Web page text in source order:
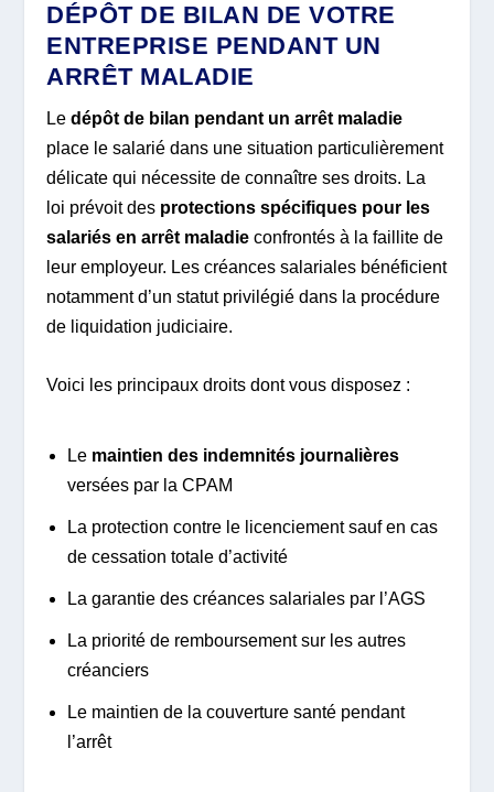
DÉPÔT DE BILAN DE VOTRE
ENTREPRISE PENDANT UN
ARRÊT MALADIE
Ledépôt de bilan pendant un arrêt maladie
place le salarié dans une situation particulièrement
délicate qui nécessite de connaître ses droits. La
loi prévoit des protections spécifiques pour les
salariés en arrêt maladie confrontés à la faillite de
leur employeur. Les créances salariales bénéficient
notamment d’un statut privilégié dans la procédure
de liquidation judiciaire.
Voici les principaux droits dont vous disposez :
Le maintien des indemnités journalières
versées par la CPAM
La protection contre le licenciement sauf en cas
de cessation totale d’activité
La garantie des créances salariales par l’AGS
La priorité de remboursement sur les autres
créanciers
Le maintien de la couverture santé pendant
l’arrêt